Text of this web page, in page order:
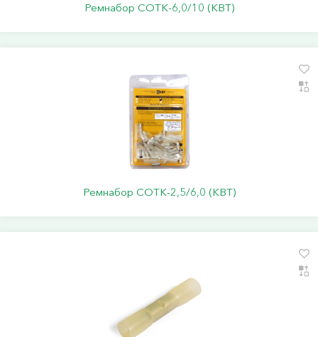
Ремнабор СОТК-6,0/10 (КВТ)
Ремнабор СОТК-2,5/6,0 (КВТ)